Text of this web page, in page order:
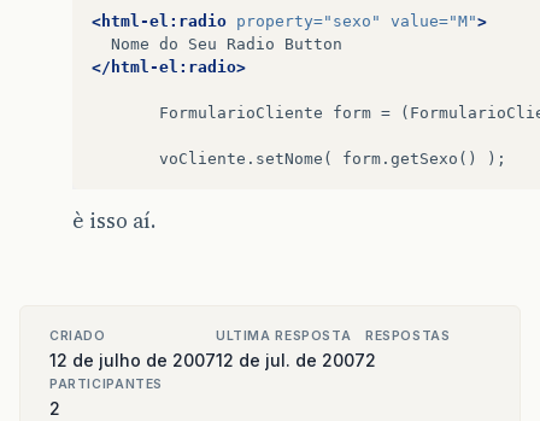
<html-el:radio property="sexo" value="M">
Nome do Seu Radio
Button
</html-el:radio>
FormularioCliente form =
voCliente.setNome( form.getSexo()
è isso aí.
CRIADO
12 de julho de 2007
ULTIMA RESPOSTA
12 de jul. de 2007
RESPOSTAS
2
PARTICIPANTES
2